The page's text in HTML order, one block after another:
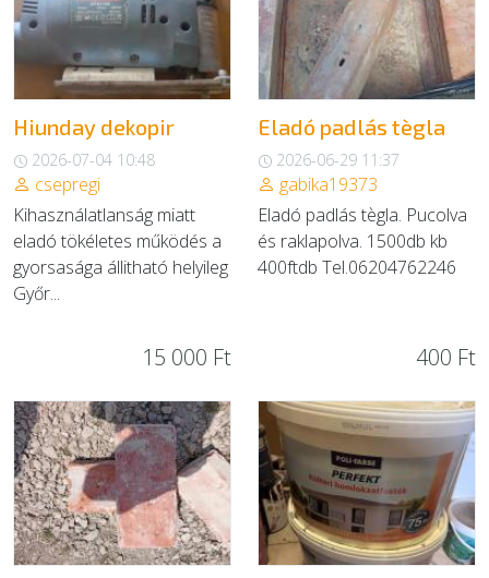
Hiunday dekopir
2026-07-04 10:48
csepregi
Kihasználatlanság miatt
eladó tökéletes működés a
gyorsasága állitható helyileg
Győr...
15 000 Ft
Eladó padlás tègla
2026-06-29 11:37
gabika19373
Eladó padlás tègla. Pucolva
és raklapolva. 1500db kb
400ftdb Tel.06204762246
400 Ft